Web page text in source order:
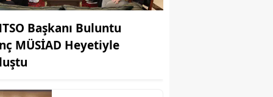
Başkanı Buluntu
MÜSİAD Heyetiyle